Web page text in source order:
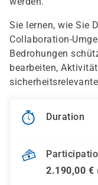
Sie lernen, wie Sie
Collaboration-
Bedrohungen
bearbeiten,
Duration
2.190,00 €